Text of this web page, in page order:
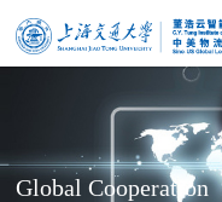
Global Cooperation